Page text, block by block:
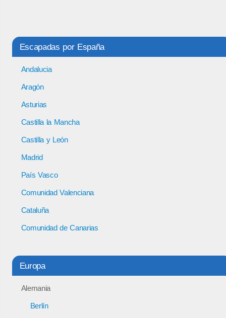
Escapadas por España
Andalucia
Aragón
Asturias
Castilla la Mancha
Castilla y León
Madrid
País Vasco
Comunidad Valenciana
Cataluña
Comunidad de Canarias
Europa
Alemania
Berlín